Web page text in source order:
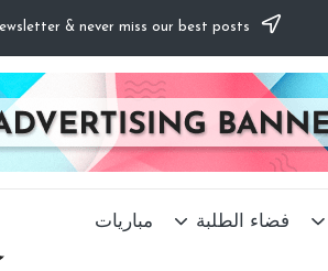
فضاء الطلبة مباريات